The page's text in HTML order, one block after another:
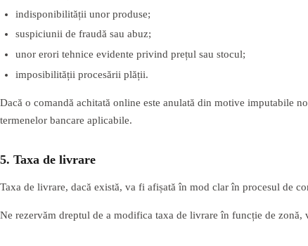
indisponibilității unor produse;
suspiciunii de fraudă sau abuz;
unor erori tehnice evidente privind prețul sau stocul;
imposibilității procesării plății.
Dacă o comandă achitată online este anulată din motive imputabile
termenelor bancare aplicabile.
5. Taxa de livrare
Taxa de livrare, dacă există, va fi afișată în mod clar în procesul de
Ne rezervăm dreptul de a modifica taxa de livrare în funcție de